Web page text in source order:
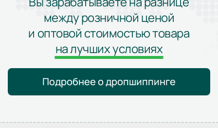
между розничной ценой
и оптовой стоимостью товара
на лучших условиях
Подробнее о дропшиппинге